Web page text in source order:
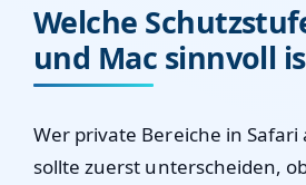
Welche
und Mac sinnvoll
Wer private Bereiche in
sollte zuerst unterscheiden,